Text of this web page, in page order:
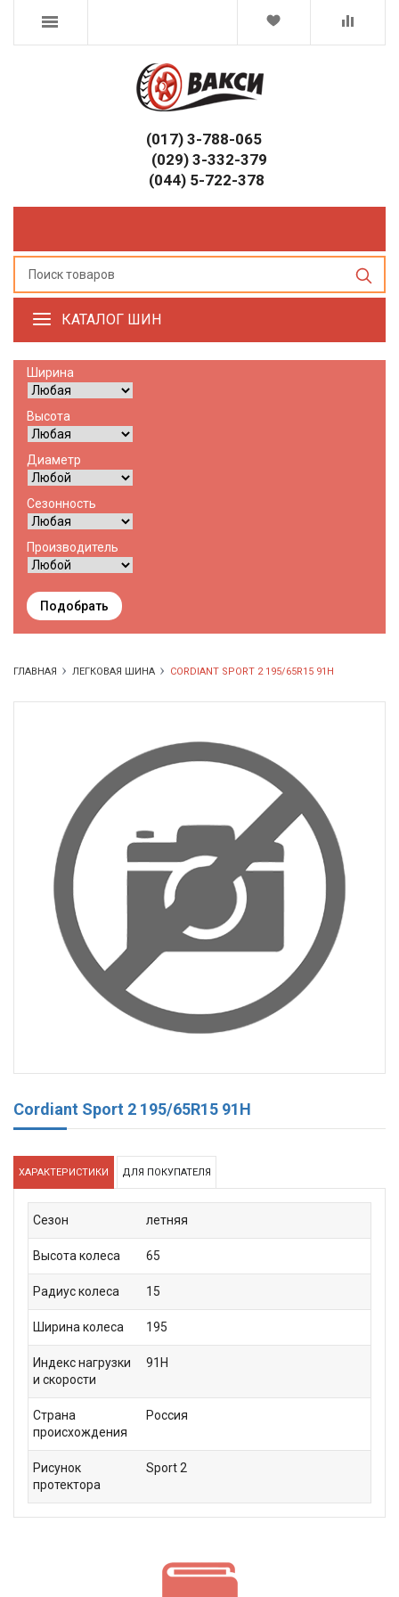
(017) 3-788-065
(029) 3-332-379
(044) 5-722-378
КАТАЛОГ ШИН
Ширина
Высота
Диаметр
Сезонность
Производитель
Подобрать
ГЛАВНАЯ ЛЕГКОВАЯ ШИНА CORDIANT SPORT 2 195/65R15 91H
Cordiant Sport 2 195/65R15 91H
ХАРАКТЕРИСТИКИ ДЛЯ ПОКУПАТЕЛЯ
Сезон летняя
Высота колеса 65
Радиус колеса 15
Ширина колеса 195
Индекс нагрузки
и скорости
91H
Страна
происхождения
Россия
Рисунок
протектора
Sport 2